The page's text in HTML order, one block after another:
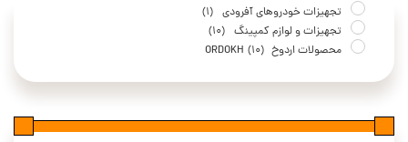
تجهیزات خودروهای آفرودی (1)
تجهیزات و لوازم کمپینگ (10)
محصولات اردوخ ORDOKH (10)